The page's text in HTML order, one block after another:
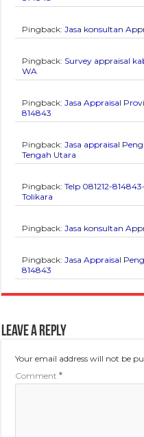
Pingback:Jasa konsultan
Pingback: Survey appraisal
WA
Pingback:Jasa Appraisal
814843
Pingback:Jasa appraisal
Tengah Utara
Pingback:Telp 081212-
Tolikara
Pingback:Jasa konsultan
Pingback:Jasa Appraisal
814843
Leave a Reply
Your email address will not be
Comment*